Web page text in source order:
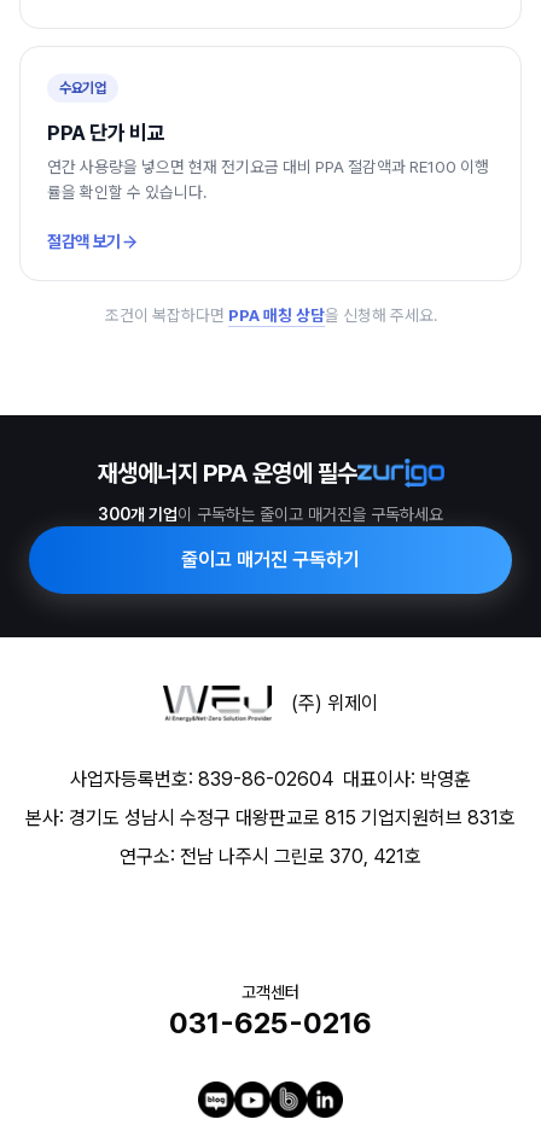
수요기업
PPA 단가 비교
연간 사용량을 넣으면 현재 전기요금 대비 PPA 절감액과 RE100 이행
률을 확인할 수 있습니다.
절감액 보기
조건이 복잡하다면 PPA 매칭 상담을 신청해 주세요.
재생에너지 PPA 운영에 필수
300개 기업이 구독하는 줄이고 매거진을 구독하세요
줄이고 매거진 구독하기
(주) 위제이
사업자등록번호: 839-86-02604 대표이사: 박영훈
본사: 경기도 성남시 수정구 대왕판교로 815 기업지원허브 831호
연구소: 전남 나주시 그린로 370, 421호
고객센터
031-625-0216